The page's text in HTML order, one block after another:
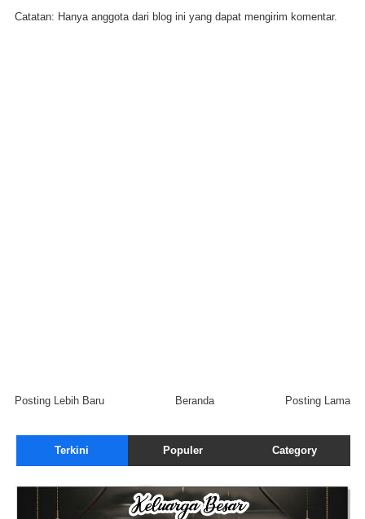
Catatan: Hanya anggota dari blog ini yang dapat mengirim komentar.
Posting Lebih Baru Posting Lama
Beranda
Terkini Populer Category